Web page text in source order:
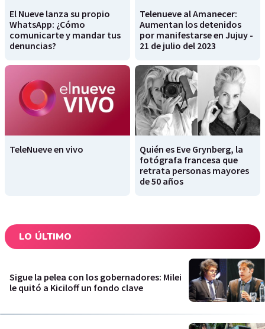
El Nueve lanza su propio
WhatsApp: ¿Cómo
comunicarte y mandar tus
denuncias?
Telenueve al Amanecer:
Aumentan los detenidos
por manifestarse en Jujuy -
21 de julio del 2023
TeleNueve en vivo
Quién es Eve Grynberg, la
fotógrafa francesa que
retrata personas mayores
de 50 años
LO ÚLTIMO
Sigue la pelea con los gobernadores: Milei
le quitó a Kiciloff un fondo clave